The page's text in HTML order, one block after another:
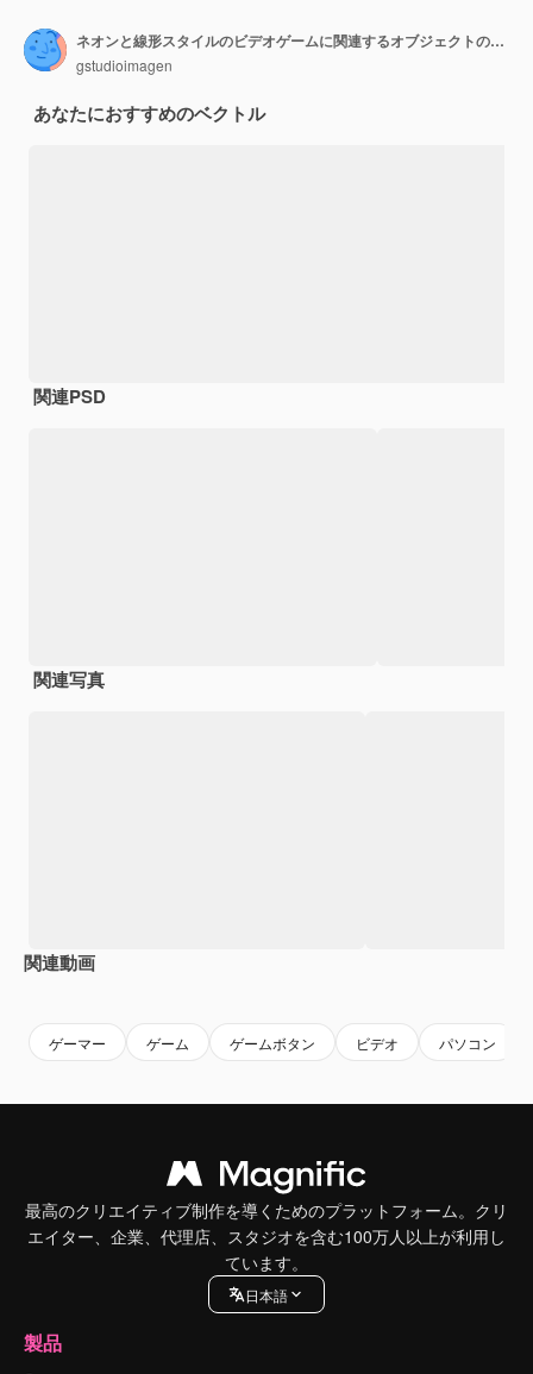
ネオンと線形スタイルのビデオゲームに関連するオブジェクトのセット
gstudioimagen
あなたにおすすめのベクトル
関連PSD
関連写真
関連動画
ゲーマー ゲーム ゲームボタン ビデオ パソコン
最高のクリエイティブ制作を導くためのプラットフォーム。クリ
エイター、企業、代理店、スタジオを含む100万人以上が利用し
ています。
日本語
製品